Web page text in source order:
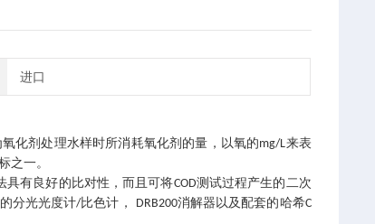
进口
化剂处理水样时所消耗氧化剂的量，以氧的mg/L来表
之一。
具有良好的比对性，而且可将COD测试过程产生的二次
分光光度计/比色计， DRB200消解器以及配套的哈希C